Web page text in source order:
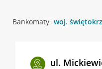
Bankomaty: woj.
ul.